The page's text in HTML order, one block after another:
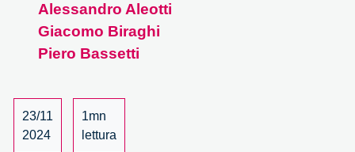
Alessandro Aleotti
Giacomo Biraghi
Piero Bassetti
23/11
2024
1mn
lettura